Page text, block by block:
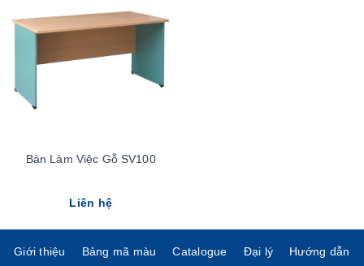
Bàn Làm Việc Gỗ SV100
Liên hệ
Giới thiệu Bảng mã màu Catalogue Đại lý
Hướng dẫn